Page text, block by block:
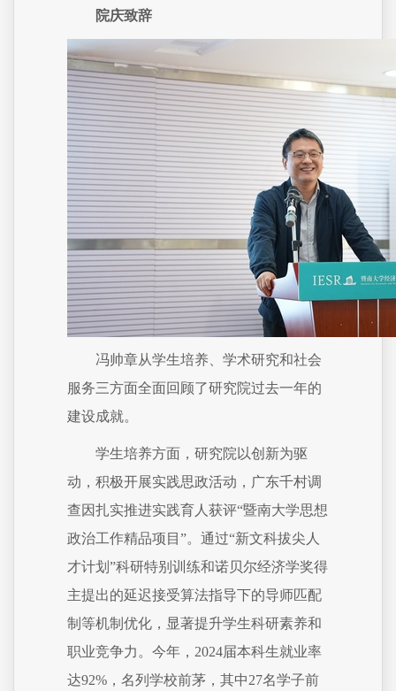
院庆致辞
冯帅章从学生培养、学术研究和社会
服务三方面全面回顾了研究院过去一年的
建设成就。
学生培养方面，研究院以创新为驱
动，积极开展实践思政活动，广东千村调
查因扎实推进实践育人获评“暨南大学思想
政治工作精品项目”。通过“新文科拔尖人
才计划”科研特别训练和诺贝尔经济学奖得
主提出的延迟接受算法指导下的导师匹配
制等机制优化，显著提升学生科研素养和
职业竞争力。今年，2024届本科生就业率
达92%，名列学校前茅，其中27名学子前